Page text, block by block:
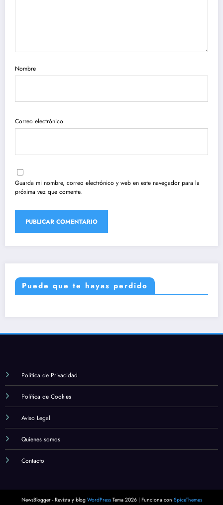
Nombre
Correo electrónico
Guarda mi nombre, correo electrónico y web en este navegador para la
próxima vez que comente.
Puede que te hayas perdido
Política de Privacidad
Política de Cookies
Aviso Legal
Quienes somos
Contacto
NewsBlogger - Revista y blog WordPressTema 2026 | Funciona con SpiceThemes